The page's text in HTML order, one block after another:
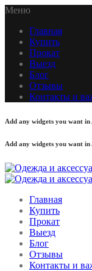
Меню
Главная
Купить
Прокат
Выезд
Блог
Отзывы
Контакты и
Add any widgets you want
Add any widgets you want
Главная
Купить
Прокат
Выезд
Блог
Отзывы
Контакты и